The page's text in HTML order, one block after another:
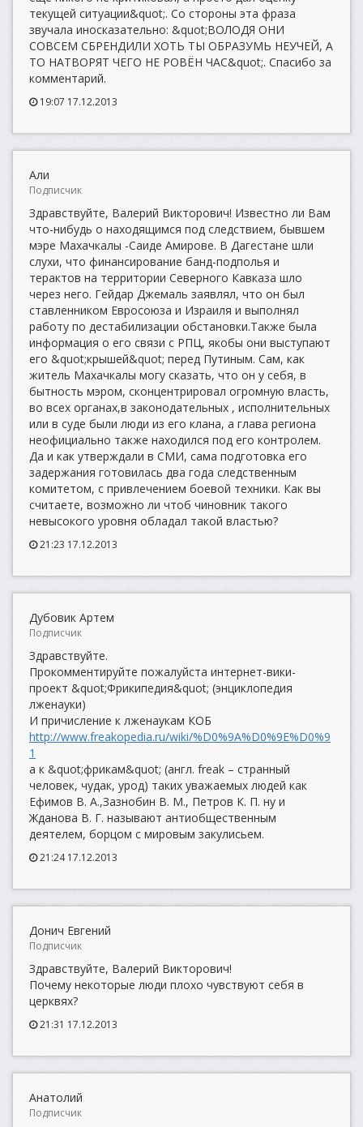
текущей ситуации&quot;. Со стороны эта фраза
звучала иносказательно: &quot;ВОЛОДЯ ОНИ
СОВСЕМ СБРЕНДИЛИ ХОТЬ ТЫ ОБРАЗУМЬ НЕУЧЕЙ, А
ТО НАТВОРЯТ ЧЕГО НЕ РОВЁН ЧАС&quot;. Спасибо за
комментарий.
19:07 17.12.2013
Али
Подписчик
Здравствуйте, Валерий Викторович! Известно ли Вам
что-нибудь о находящимся под следствием, бывшем
мэре Махачкалы -Саиде Амирове. В Дагестане шли
слухи, что финансирование банд-подполья и
терактов на территории Северного Кавказа шло
через него. Гейдар Джемаль заявлял, что он был
ставленником Евросоюза и Израиля и выполнял
работу по дестабилизации обстановки.Также была
информация о его связи с РПЦ, якобы они выступают
его &quot;крышей&quot; перед Путиным. Сам, как
житель Махачкалы могу сказать, что он у себя, в
бытность мэром, сконцентрировал огромную власть,
во всех органах,в законодательных , исполнительных
или в суде были люди из его клана, а глава региона
неофициально также находился под его контролем.
Да и как утверждали в СМИ, сама подготовка его
задержания готовилась два года следственным
комитетом, с привлечением боевой техники. Как вы
считаете, возможно ли чтоб чиновник такого
невысокого уровня обладал такой властью?
21:23 17.12.2013
Дубовик Артем
Подписчик
Здравствуйте.
Прокомментируйте пожалуйста интернет-вики-
проект &quot;Фрикипедия&quot; (энциклопедия
лженауки)
И причисление к лженаукам КОБ
http://www.freakopedia.ru/wiki/%D0%9A%D0%9E%D0%9
1
а к &quot;фрикам&quot; (англ. freak – странный
человек, чудак, урод) таких уважаемых людей как
Ефимов В. А.,Зазнобин В. М., Петров К. П. ну и
Жданова В. Г. называют антиобщественным
деятелем, борцом с мировым закулисьем.
21:24 17.12.2013
Донич Евгений
Подписчик
Здравствуйте, Валерий Викторович!
Почему некоторые люди плохо чувствуют себя в
церквях?
21:31 17.12.2013
Анатолий
Подписчик